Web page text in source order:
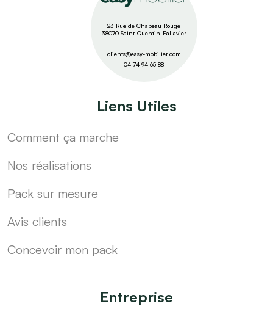
23 Rue de Chapeau Rouge
38070 Saint-Quentin-Fallavier
clients@easy-mobilier.com
04 74 94 65 88
Liens Utiles
Comment ça marche
Nos réalisations
Pack sur mesure
Avis clients
Concevoir mon pack
Entreprise